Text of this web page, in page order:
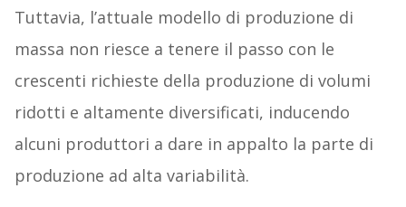
Tuttavia, l’attuale modello di produzione di
massa non riesce a tenere il passo con le
crescenti richieste della produzione di volumi
ridotti e altamente diversificati, inducendo
alcuni produttori a dare in appalto la parte di
produzione ad alta variabilità.